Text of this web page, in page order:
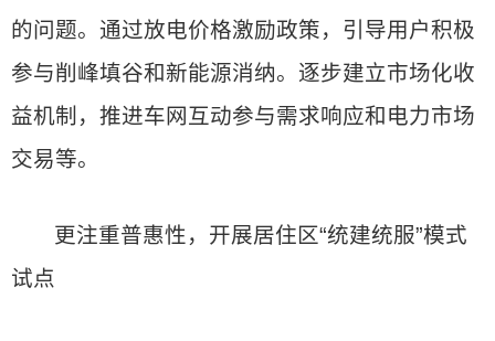
的问题。通过放电价格激励政策，引导用户积极
参与削峰填谷和新能源消纳。逐步建立市场化收
益机制，推进车网互动参与需求响应和电力市场
交易等。
更注重普惠性，开展居住区“统建统服”模式
试点